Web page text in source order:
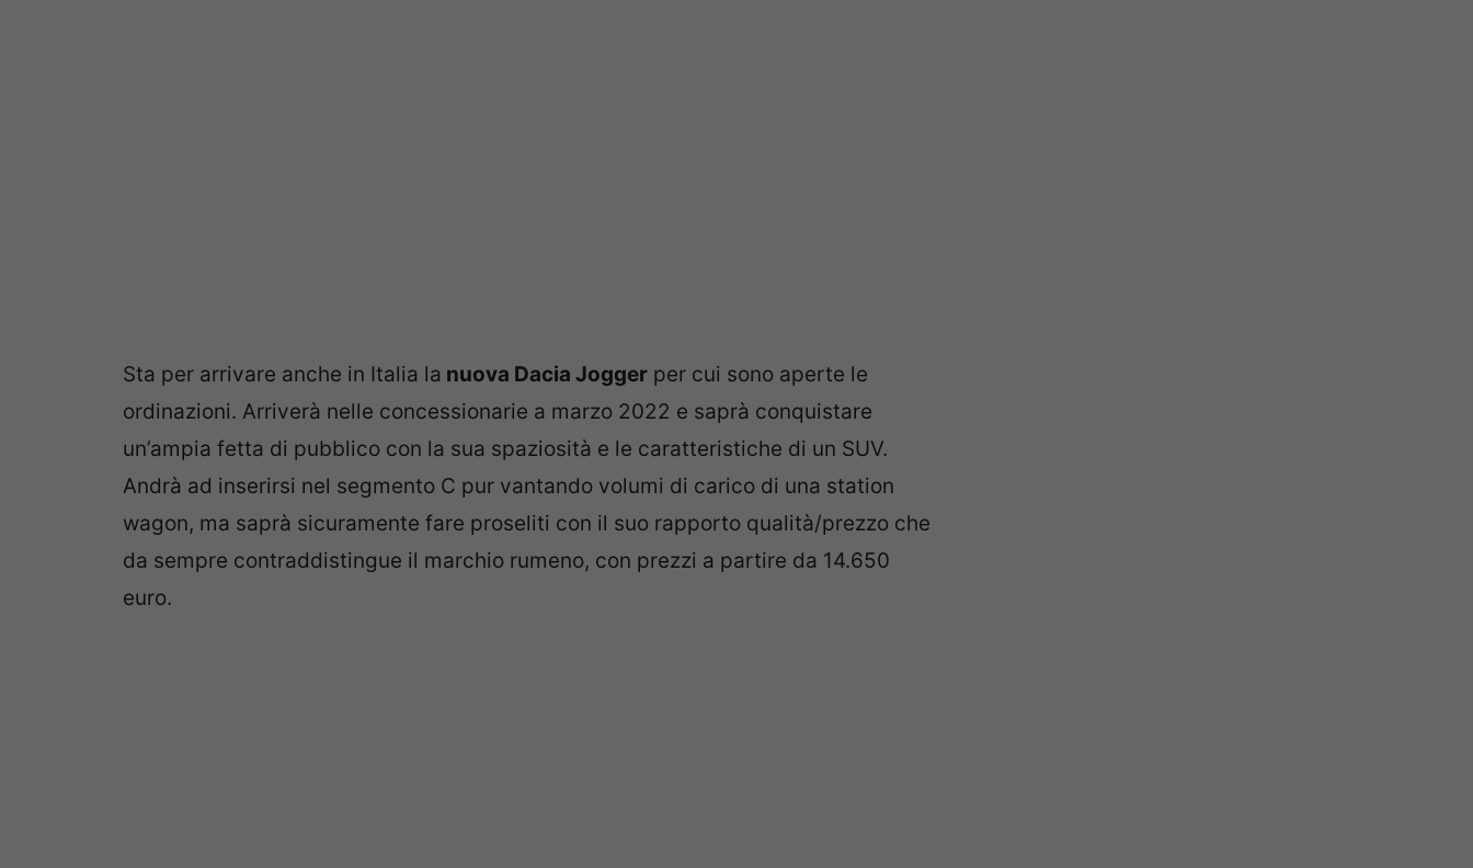
Sta per arrivare anche in Italia la nuova Dacia Jogger per cui sono aperte le
ordinazioni. Arriverà nelle concessionarie a marzo 2022 e saprà conquistare
un’ampia fetta di pubblico con la sua spaziosità e le caratteristiche di un SUV.
Andrà ad inserirsi nel segmento C pur vantando volumi di carico di una station
wagon, ma saprà sicuramente fare proseliti con il suo rapporto qualità/prezzo che
da sempre contraddistingue il marchio rumeno, con prezzi a partire da 14.650
euro.